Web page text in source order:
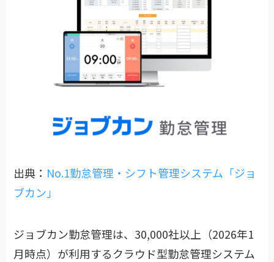
出典： No.1勤怠管理・シフト管理システム「ジョ
ブカン」
ジョブカン勤怠管理は、30,000社以上（2026年1
月時点）が利用するクラウド型勤怠管理システム